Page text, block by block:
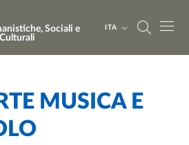
Sociali e
ITA
MUSICA E